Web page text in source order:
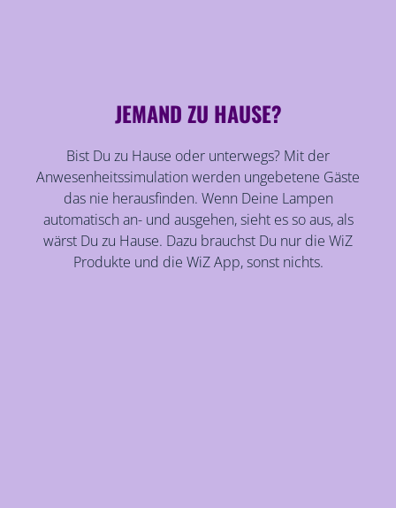
JEMAND ZU HAUSE?
Bist Du zu Hause oder unterwegs? Mit der
Anwesenheitssimulation werden ungebetene Gäste
das nie herausfinden. Wenn Deine Lampen
automatisch an- und ausgehen, sieht es so aus, als
wärst Du zu Hause. Dazu brauchst Du nur die WiZ
Produkte und die WiZ App, sonst nichts.